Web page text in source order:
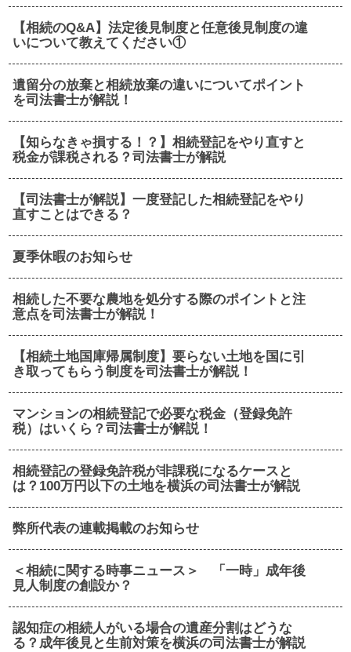
【相続のQ&A】法定後見制度と任意後見制度の違
いについて教えてください①
遺留分の放棄と相続放棄の違いについてポイント
を司法書士が解説！
【知らなきゃ損する！？】相続登記をやり直すと
税金が課税される？司法書士が解説
【司法書士が解説】一度登記した相続登記をやり
直すことはできる？
夏季休暇のお知らせ
相続した不要な農地を処分する際のポイントと注
意点を司法書士が解説！
【相続土地国庫帰属制度】要らない土地を国に引
き取ってもらう制度を司法書士が解説！
マンションの相続登記で必要な税金（登録免許
税）はいくら？司法書士が解説！
相続登記の登録免許税が非課税になるケースと
は？100万円以下の土地を横浜の司法書士が解説
弊所代表の連載掲載のお知らせ
＜相続に関する時事ニュース＞ 「一時」成年後
見人制度の創設か？
認知症の相続人がいる場合の遺産分割はどうな
る？成年後見と生前対策を横浜の司法書士が解説